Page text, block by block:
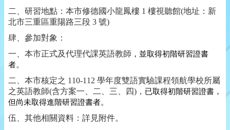
二、研習地點：本市修德國小龍鳳樓 1 樓視聽館(地址：新
北市三重區重陽路三段 3 號)
肆、參加對象：
一、本市正式及代理代課英語教師 ， 並取得初階研習證書
者。
二、本市核定之 110-112 學年度雙語實驗課程領航學校所屬
之英語教師(含方案一、二、三、四) ， 已取得初階研習證書，
但尚未取得進階研習證書者。
伍、其他相關資料：詳見附件。